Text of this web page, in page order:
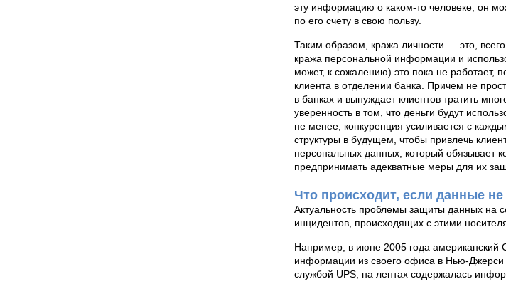
эту информацию о каком-то человеке, он
по его счету в свою пользу.
Таким образом, кража личности — это,
кража персональной информации и
может, к сожалению) это пока не работает,
клиента в отделении банка. Причем не
в банках и вынуждает клиентов тратить
уверенность в том, что деньги будут
не менее, конкуренция усиливается с
структуры в будущем, чтобы привлечь
персональных данных, который
предпринимать адекватные меры для их
Что происходит, если данные
Актуальность проблемы защиты данных на
инцидентов, происходящих с этими
Например, в июне 2005 года американский
информации из своего офиса в Нью-Джерси
службой UPS, на лентах содержалась